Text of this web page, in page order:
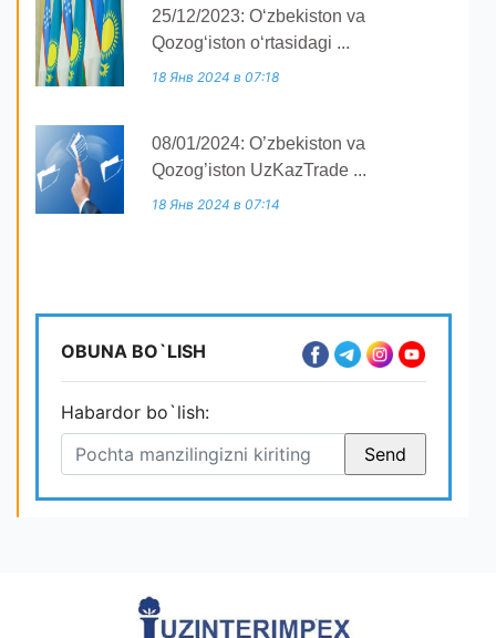
25/12/2023: O‘zbekiston va
Qozog‘iston o‘rtasidagi ...
18 Янв 2024 в 07:18
08/01/2024: O’zbekiston va
Qozog’iston UzKazTrade ...
18 Янв 2024 в 07:14
OBUNA BO`LISH
Habardor bo`lish: